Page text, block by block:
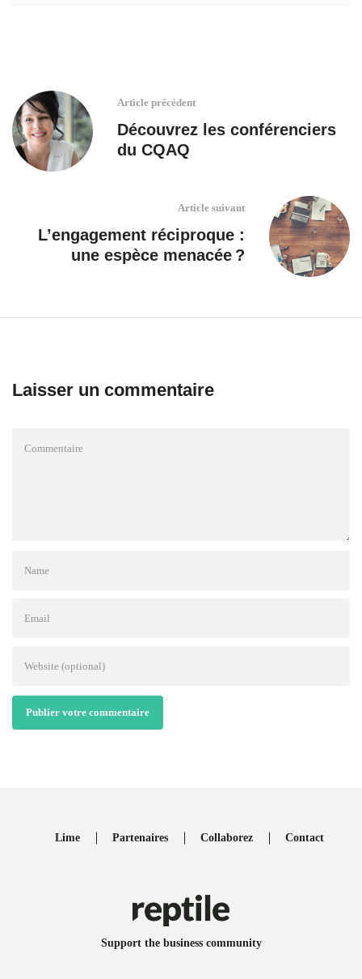
Article précédent
Découvrez les conférenciers
du CQAQ
Article suivant
L’engagement réciproque :
une espèce menacée ?
Laisser un commentaire
Publier votre commentaire
Lime Partenaires Collaborez Contact
Support the business community